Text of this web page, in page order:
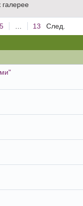
5 13 След.